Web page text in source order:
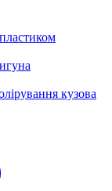
кузова